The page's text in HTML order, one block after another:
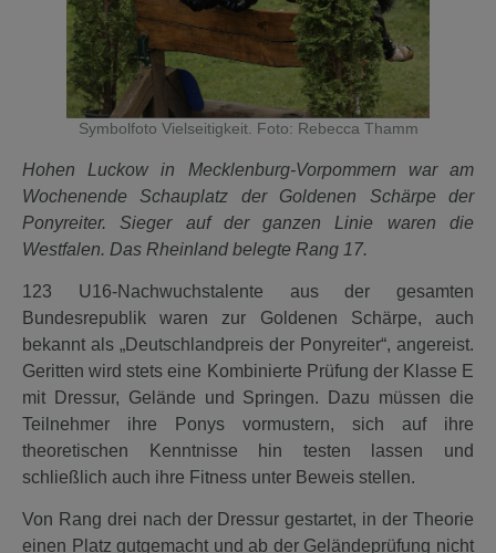
Symbolfoto Vielseitigkeit. Foto: Rebecca Thamm
Hohen Luckow in Mecklenburg-Vorpommern war am
Wochenende Schauplatz der Goldenen Schärpe der
Ponyreiter. Sieger auf der ganzen Linie waren die
Westfalen. Das Rheinland belegte Rang 17.
123 U16-Nachwuchstalente aus der gesamten
Bundesrepublik waren zur Goldenen Schärpe, auch
bekannt als „Deutschlandpreis der Ponyreiter“, angereist.
Geritten wird stets eine Kombinierte Prüfung der Klasse E
mit Dressur, Gelände und Springen. Dazu müssen die
Teilnehmer ihre Ponys vormustern, sich auf ihre
theoretischen Kenntnisse hin testen lassen und
schließlich auch ihre Fitness unter Beweis stellen.
Von Rang drei nach der Dressur gestartet, in der Theorie
einen Platz gutgemacht und ab der Geländeprüfung nicht